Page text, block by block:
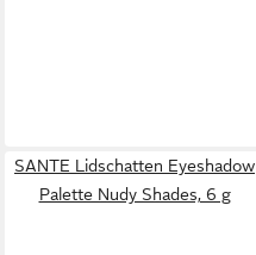
SANTE Lidschatten Eyeshadow
Palette Nudy Shades, 6 g